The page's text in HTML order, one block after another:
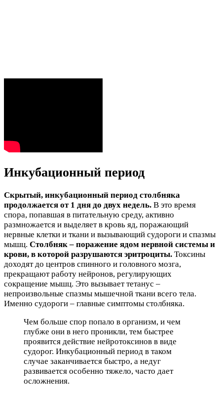
Инкубационный период
Скрытый, инкубационный период столбняка
продолжается от 1 дня до двух недель. В это время
спора, попавшая в питательную среду, активно
размножается и выделяет в кровь яд, поражающий
нервные клетки и ткани и вызывающий судороги и спазмы
мышц. Столбняк – поражение ядом нервной системы и
крови, в которой разрушаются эритроциты. Токсины
доходят до центров спинного и головного мозга,
прекращают работу нейронов, регулирующих
сокращение мышц. Это вызывает тетанус –
непроизвольные спазмы мышечной ткани всего тела.
Именно судороги – главные симптомы столбняка.
Чем больше спор попало в организм, и чем
глубже они в него проникли, тем быстрее
проявится действие нейротоксинов в виде
судорог. Инкубационный период в таком
случае заканчивается быстро, а недуг
развивается особенно тяжело, часто дает
осложнения.